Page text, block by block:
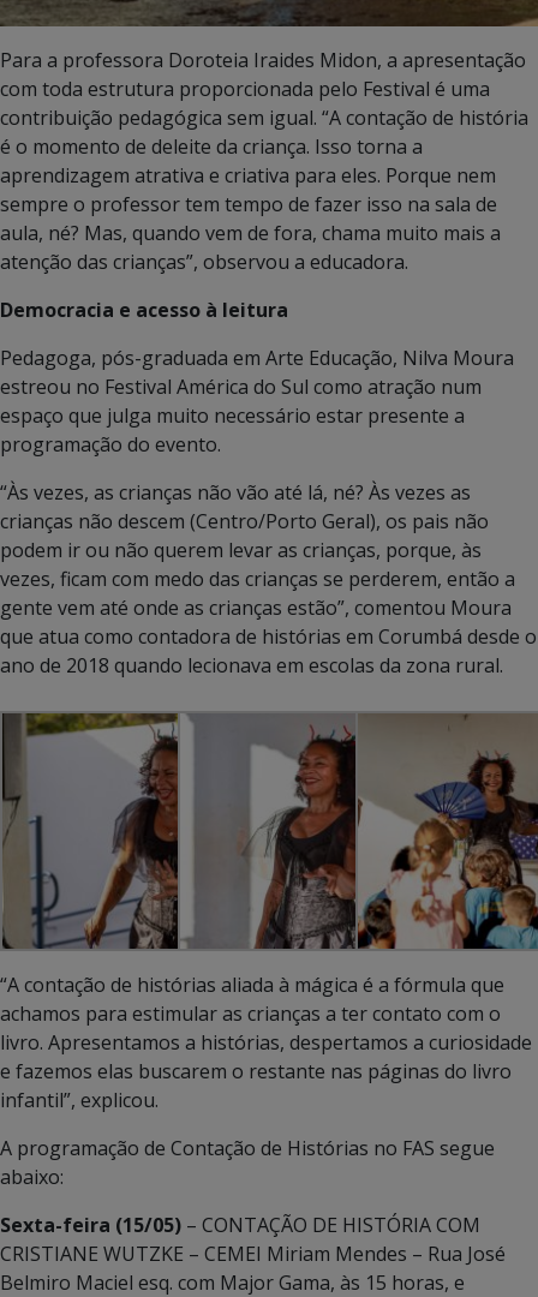
Para a professora Doroteia Iraides Midon, a apresentação
com toda estrutura proporcionada pelo Festival é uma
contribuição pedagógica sem igual. “A contação de história
é o momento de deleite da criança. Isso torna a
aprendizagem atrativa e criativa para eles. Porque nem
sempre o professor tem tempo de fazer isso na sala de
aula, né? Mas, quando vem de fora, chama muito mais a
atenção das crianças”, observou a educadora.
Democracia e acesso à leitura
Pedagoga, pós-graduada em Arte Educação, Nilva Moura
estreou no Festival América do Sul como atração num
espaço que julga muito necessário estar presente a
programação do evento.
“Às vezes, as crianças não vão até lá, né? Às vezes as
crianças não descem (Centro/Porto Geral), os pais não
podem ir ou não querem levar as crianças, porque, às
vezes, ficam com medo das crianças se perderem, então a
gente vem até onde as crianças estão”, comentou Moura
que atua como contadora de histórias em Corumbá desde o
ano de 2018 quando lecionava em escolas da zona rural.
“A contação de histórias aliada à mágica é a fórmula que
achamos para estimular as crianças a ter contato com o
livro. Apresentamos a histórias, despertamos a curiosidade
e fazemos elas buscarem o restante nas páginas do livro
infantil”, explicou.
A programação de Contação de Histórias no FAS segue
abaixo:
Sexta-feira (15/05) – CONTAÇÃO DE HISTÓRIA COM
CRISTIANE WUTZKE – CEMEI Miriam Mendes – Rua José
Belmiro Maciel esq. com Major Gama, às 15 horas, e